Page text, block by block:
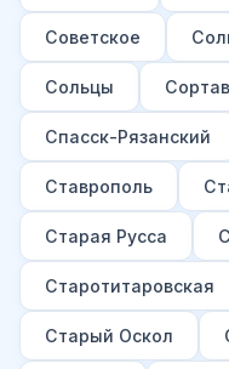
Советское
Сольцы
Спасск-Рязанский
Ставрополь
Старая Русса
Старотитаровская
Старый Оскол